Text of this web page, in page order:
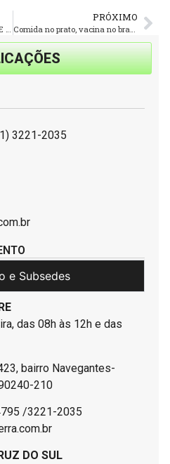
FIRMEZA E RESPONSABILIDADE PARA DEFENDER OS TRABALHADORES NA PANDEMIA
PRÓXIMO
Comida no prato, vacina no braço – Amarildo Cenci
3221-2035
e Subsedes
das 08h às 12h e das
bairro Navegantes-
210
/3221-2035
DO SUL